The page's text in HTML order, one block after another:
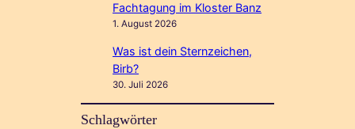
Fachtagung im Kloster Banz
1. August 2026
Was ist dein Sternzeichen,
Birb?
30. Juli 2026
Schlagwörter